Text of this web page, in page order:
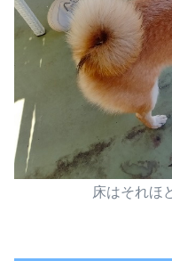
床はそれほ